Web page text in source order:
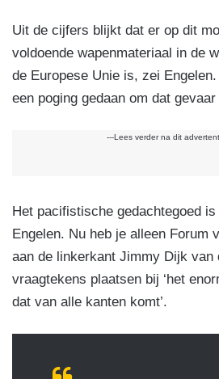
Uit de cijfers blijkt dat er op dit
voldoende wapenmateriaal in de
de Europese Unie is, zei
een poging gedaan om dat
---Lees verder na dit
Het pacifistische gedachtegoed
Engelen. Nu heb je alleen Forum
aan de linkerkant Jimmy Dijk van
vraagtekens plaatsen bij ‘het
dat van alle kanten komt’.